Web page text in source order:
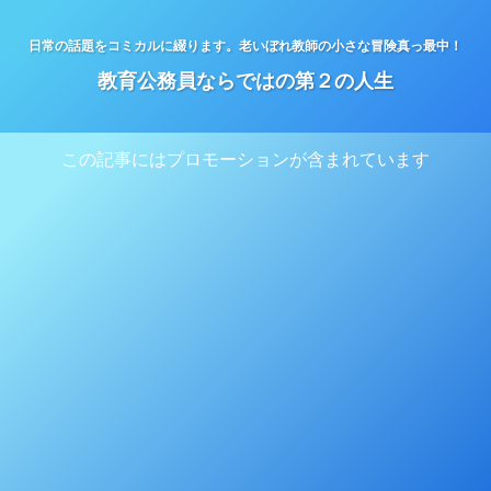
日常の話題をコミカルに綴ります。老いぼれ教師の小さな冒険真っ最中！
教育公務員ならではの第２の人生
この記事にはプロモーションが含まれています